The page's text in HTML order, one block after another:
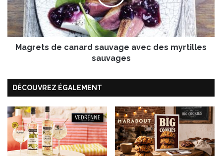
,
r
e
c
z
o
t
r
“
K
t
s
d
e
a
d
s
a
v
a
Magrets de canard sauvage avec des myrtilles
sauvages
DÉCOUVREZ ÉGALEMENT